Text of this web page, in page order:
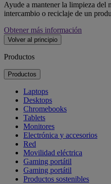
Ayude a mantener la limpieza del
intercambio o reciclaje de un
Obtener más información
Volver al principio
Productos
Productos
Laptops
Desktops
Chromebooks
Tablets
Monitores
Electrónica y accesorios
Red
Movilidad eléctrica
Gaming portátil
Gaming portátil
Productos sostenibles